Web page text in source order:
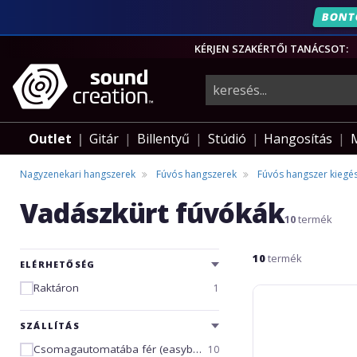
KÉRJEN SZAKÉRTŐI TANÁCSOT:
hangszerek,
pro-
audio
felszerelés
Outlet Gitár Billentyű Stúdió Hangosítás
Nagyzenekari hangszerek Fúvós hangszerek Fúvós hangszer
Vadászkürt fúvókák10termék
ELÉRHETŐSÉG
Raktáron 1
SZÁLLÍTÁS
Csomagautomatába fér (easybox) 10
10termék
Yamaha